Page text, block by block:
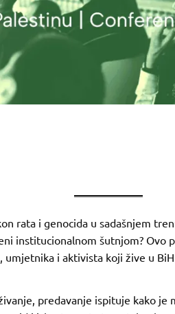
rata i genocida u sadašnjem
institucionalnom šutnjom? Ovo
i aktivista koji žive u BiH
predavanje ispituje kako je